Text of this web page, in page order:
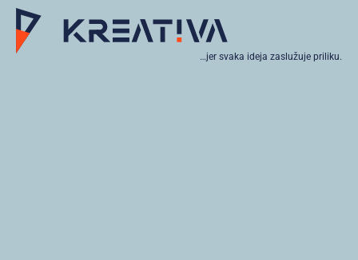
…jer svaka ideja zaslužuje priliku.